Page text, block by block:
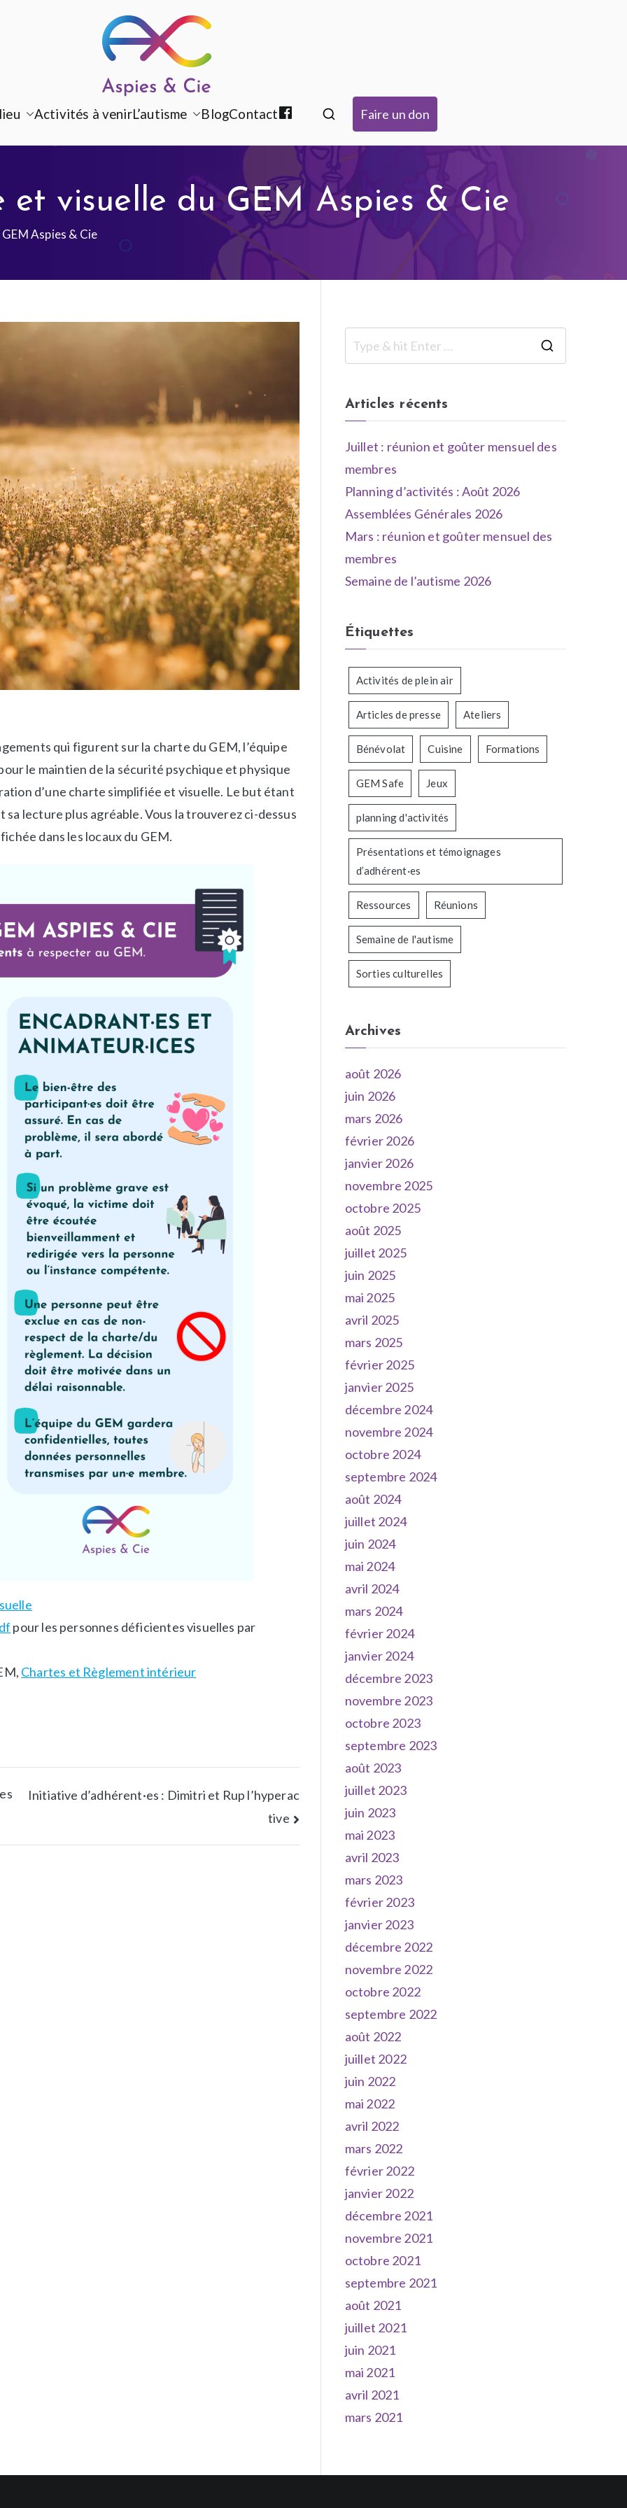
Aspies & Cie
Groupe d'entraide mutuelle autisme à Strasbourg
Activités à venirL’autisme BlogContactF
e
b
o
k
Faire un don
et visuelle du GEM Aspies & Cie
Aspies & Cie
qui figurent sur la charte du GEM, l’équipe
le maintien de la sécurité psychique et physique
d’une charte simplifiée et visuelle. Le but étant
lecture plus agréable. Vous la trouverez ci-dessus
dans les locaux du GEM.
pour les personnes déficientes visuelles par
Chartes et Règlement intérieur
Initiative d’adhérent·es : Dimitri et Rup l’hyperac
tive
Articles récents
Juillet : réunion et goûter mensuel des
membres
Planning d’activités : Août 2026
Assemblées Générales 2026
Mars : réunion et goûter mensuel des
membres
Semaine de l’autisme 2026
Étiquettes
Activités de plein air
Articles de presse Ateliers
Bénévolat Cuisine Formations
GEM Safe Jeux
planning d'activités
Présentations et témoignages
d’adhérent·es
Ressources Réunions
Semaine de l'autisme
Sorties culturelles
Archives
août 2026
juin 2026
mars 2026
février 2026
janvier 2026
novembre 2025
octobre 2025
août 2025
juillet 2025
juin 2025
mai 2025
avril 2025
mars 2025
février 2025
janvier 2025
décembre 2024
novembre 2024
octobre 2024
septembre 2024
août 2024
juillet 2024
juin 2024
mai 2024
avril 2024
mars 2024
février 2024
janvier 2024
décembre 2023
novembre 2023
octobre 2023
septembre 2023
août 2023
juillet 2023
juin 2023
mai 2023
avril 2023
mars 2023
février 2023
janvier 2023
décembre 2022
novembre 2022
octobre 2022
septembre 2022
août 2022
juillet 2022
juin 2022
mai 2022
avril 2022
mars 2022
février 2022
janvier 2022
décembre 2021
novembre 2021
octobre 2021
septembre 2021
août 2021
juillet 2021
juin 2021
mai 2021
avril 2021
mars 2021